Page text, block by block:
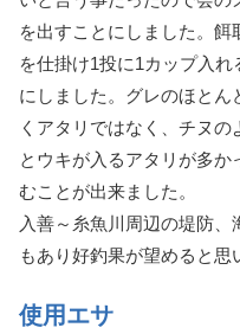
を出すことにしました。
を仕掛け1投に1カップ入
にしました。グレのほとん
くアタリではなく、チヌ
とウキが入るアタリが多か
むことが出来ました。
入善～糸魚川周辺の堤防
もあり好釣果が望めると思
使用エサ